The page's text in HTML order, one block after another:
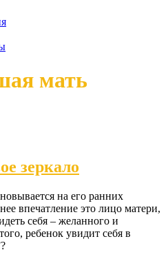
мать
зеркало
на его ранних
впечатление это лицо матери,
себя – желанного и
ребенок увидит себя в